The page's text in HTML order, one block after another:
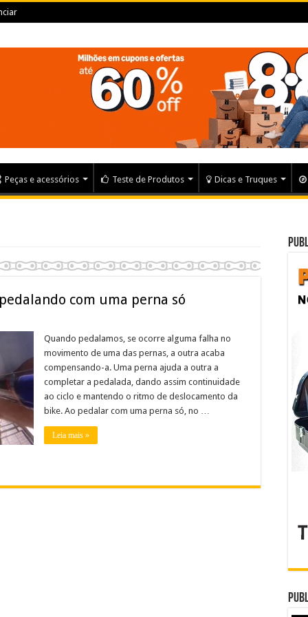
Peças e acessórios Teste de Produtos Dicas e Truques
com uma perna só
Quando pedalamos, se ocorre alguma falha no
movimento de uma das pernas, a outra acaba
compensando-a. Uma perna ajuda a outra a
completar a pedalada, dando assim continuidade
ao ciclo e mantendo o ritmo de deslocamento da
bike. Ao pedalar com uma perna só, no …
Leia mais »